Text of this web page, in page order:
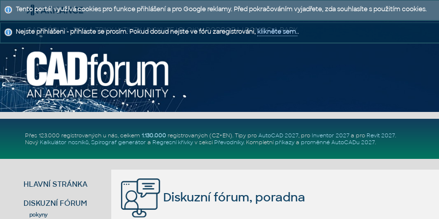
CAD FÓRUM - TIPY A TRIKY | UTILITY | DISKUZE | BLOKY | PODPORA | POMOC A RADY
Přes 123.000 registrovaných u nás, celkem 1.130.000registrovaných (CZ+EN). Tipy pro AutoCAD 2027, pro Inventor 2027a pro Revit 2027.
Nový Kalkulátor nosníků, Spirograf generátor a Regresní křivkyv sekci Převodníky. Kompletní příkazya proměnné AutoCADu 2027.
HLAVNÍ STRÁNKA
DISKUZNÍ FÓRUM
pokyny
Diskuzní fórum, poradna
Tento portál využívá cookies pro funkce přihlášení a pro Google reklamy. Před pokračováním vyjadřete, zda souhlasíte s použitím cookies.
Nejste přihlášeni - přihlaste se prosím. Pokud dosud nejste ve fóru zaregistrováni,klikněte sem..